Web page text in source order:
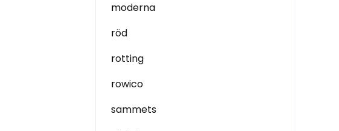
moderna
röd
rotting
rowico
sammets